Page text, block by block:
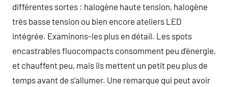
différentes sortes : halogène haute tension, halogène
très basse tension ou bien encore ateliers LED
intégrée. Examinons-les plus en détail. Les spots
encastrables fluocompacts consomment peu d’énergie,
et chauffent peu, mais ils mettent un petit peu plus de
temps avant de s’allumer. Une remarque qui peut avoir